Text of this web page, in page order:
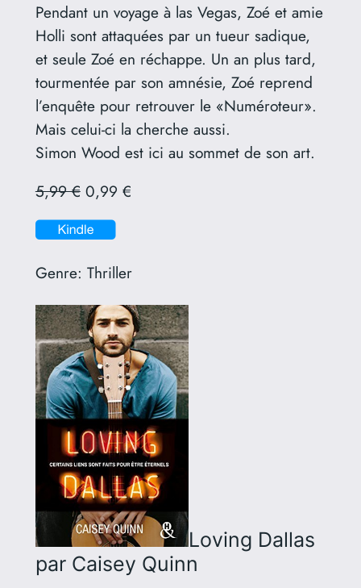
Pendant un voyage à las Vegas, Zoé et amie
Holli sont attaquées par un tueur sadique,
et seule Zoé en réchappe. Un an plus tard,
tourmentée par son amnésie, Zoé reprend
l’enquête pour retrouver le «Numéroteur».
Mais celui-ci la cherche aussi.
Simon Wood est ici au sommet de son art.
5,99 €0,99 €
Genre: Thriller
Loving Dallas
par Caisey Quinn